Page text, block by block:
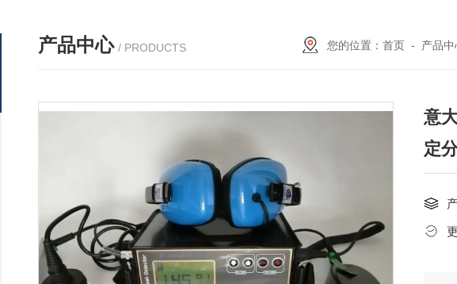
产品中心 / PRODUCTS 您的位置： 首页- 产品中
意
定